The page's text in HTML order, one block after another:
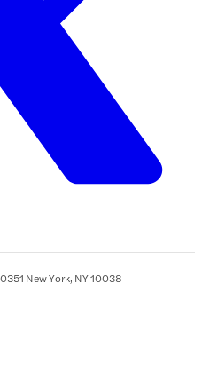
New York, NY 10038